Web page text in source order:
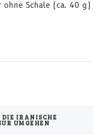
Schale (ca. 40 g)
IRANISCHE
UMGEHEN